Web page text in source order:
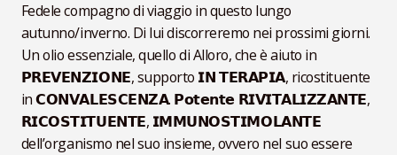
Fedele compagno di viaggio in questo lungo
autunno/inverno. Di lui discorreremo nei prossimi giorni.
Un olio essenziale, quello di Alloro, che è aiuto in
𝗣𝗥𝗘𝗩𝗘𝗡𝗭𝗜𝗢𝗡𝗘, supporto 𝗜𝗡 𝗧𝗘𝗥𝗔𝗣𝗜𝗔, ricostituente
in 𝗖𝗢𝗡𝗩𝗔𝗟𝗘𝗦𝗖𝗘𝗡𝗭𝗔. 𝗣𝗼𝘁𝗲𝗻𝘁𝗲 𝗥𝗜𝗩𝗜𝗧𝗔𝗟𝗜𝗭𝗭𝗔𝗡𝗧𝗘,
𝗥𝗜𝗖𝗢𝗦𝗧𝗜𝗧𝗨𝗘𝗡𝗧𝗘, 𝗜𝗠𝗠𝗨𝗡𝗢𝗦𝗧𝗜𝗠𝗢𝗟𝗔𝗡𝗧𝗘
dell’organismo nel suo insieme, ovvero nel suo essere